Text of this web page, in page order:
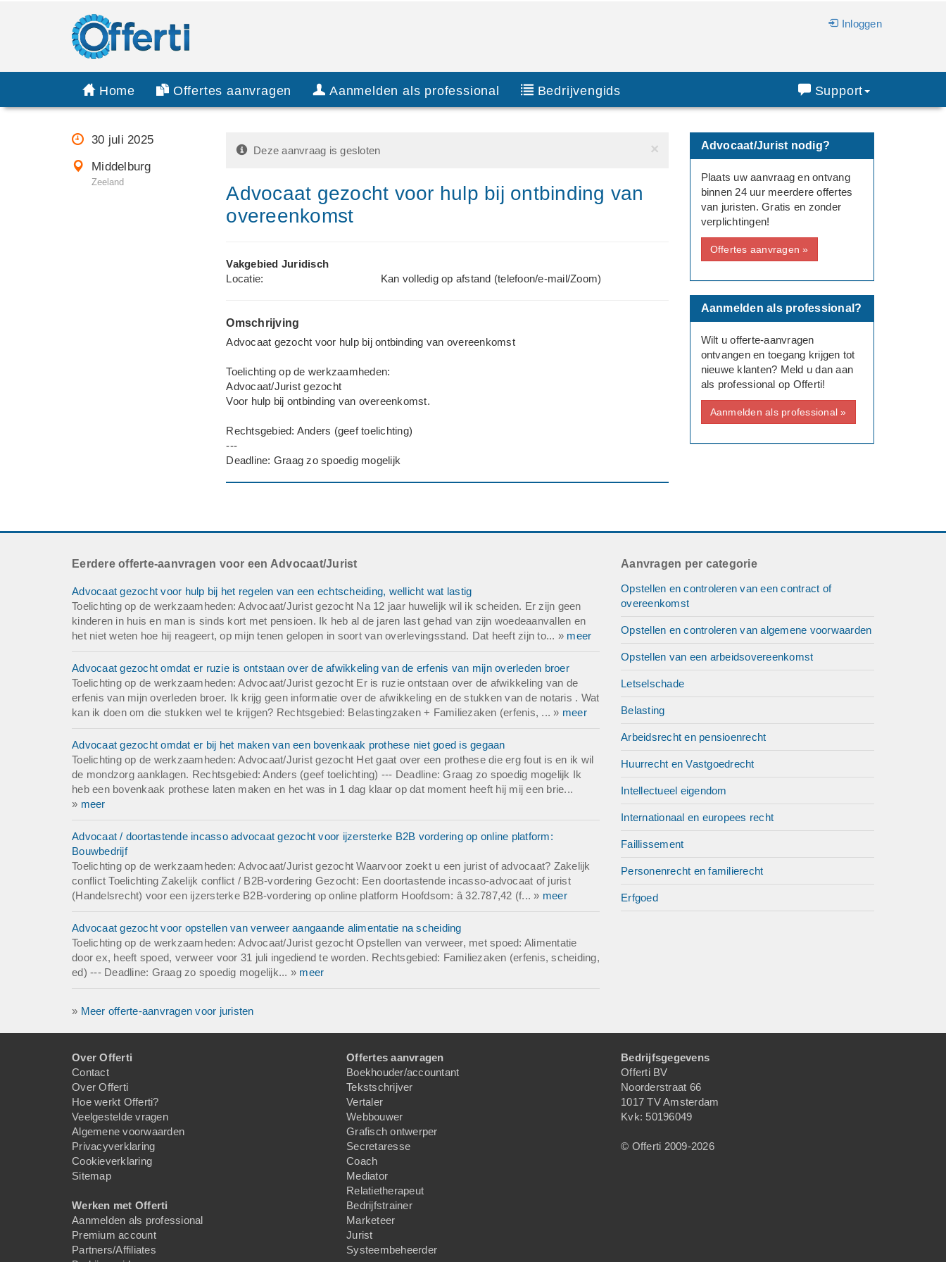
Inloggen
Home Offertes aanvragen Aanmelden als professional Bedrijvengids Support
30 juli 2025
Middelburg
Zeeland
×
Deze aanvraag is gesloten
Advocaat gezocht voor hulp bij ontbinding van
overeenkomst
Vakgebied Juridisch
Locatie:
Kan volledig op afstand (telefoon/e-mail/Zoom)
Omschrijving
Advocaat gezocht voor hulp bij ontbinding van overeenkomst
Toelichting op de werkzaamheden:
Advocaat/Jurist gezocht
Voor hulp bij ontbinding van overeenkomst.
Rechtsgebied: Anders (geef toelichting)
---
Deadline: Graag zo spoedig mogelijk
Advocaat/Jurist nodig?
Plaats uw aanvraag en ontvang
binnen 24 uur meerdere offertes
van juristen. Gratis en zonder
verplichtingen!
Offertes aanvragen »
Aanmelden als professional?
Wilt u offerte-aanvragen
ontvangen en toegang krijgen tot
nieuwe klanten? Meld u dan aan
als professional op Offerti!
Aanmelden als professional »
Eerdere offerte-aanvragen voor een Advocaat/Jurist
Advocaat gezocht voor hulp bij het regelen van een echtscheiding, wellicht wat lastig
Toelichting op de werkzaamheden: Advocaat/Jurist gezocht Na 12 jaar huwelijk wil ik scheiden. Er zijn geen
kinderen in huis en man is sinds kort met pensioen. Ik heb al de jaren last gehad van zijn woedeaanvallen en
het niet weten hoe hij reageert, op mijn tenen gelopen in soort van overlevingsstand. Dat heeft zijn to... » meer
Advocaat gezocht omdat er ruzie is ontstaan over de afwikkeling van de erfenis van mijn overleden broer
Toelichting op de werkzaamheden: Advocaat/Jurist gezocht Er is ruzie ontstaan over de afwikkeling van de
erfenis van mijn overleden broer. Ik krijg geen informatie over de afwikkeling en de stukken van de notaris . Wat
kan ik doen om die stukken wel te krijgen? Rechtsgebied: Belastingzaken + Familiezaken (erfenis, ... » meer
Advocaat gezocht omdat er bij het maken van een bovenkaak prothese niet goed is gegaan
Toelichting op de werkzaamheden: Advocaat/Jurist gezocht Het gaat over een prothese die erg fout is en ik wil
de mondzorg aanklagen. Rechtsgebied: Anders (geef toelichting) --- Deadline: Graag zo spoedig mogelijk Ik
heb een bovenkaak prothese laten maken en het was in 1 dag klaar op dat moment heeft hij mij een brie...
» meer
Advocaat / doortastende incasso advocaat gezocht voor ijzersterke B2B vordering op online platform:
Bouwbedrijf
Toelichting op de werkzaamheden: Advocaat/Jurist gezocht Waarvoor zoekt u een jurist of advocaat? Zakelijk
conflict Toelichting Zakelijk conflict / B2B-vordering Gezocht: Een doortastende incasso-advocaat of jurist
(Handelsrecht) voor een ijzersterke B2B-vordering op online platform Hoofdsom: â 32.787,42 (f... » meer
Advocaat gezocht voor opstellen van verweer aangaande alimentatie na scheiding
Toelichting op de werkzaamheden: Advocaat/Jurist gezocht Opstellen van verweer, met spoed: Alimentatie
door ex, heeft spoed, verweer voor 31 juli ingediend te worden. Rechtsgebied: Familiezaken (erfenis, scheiding,
ed) --- Deadline: Graag zo spoedig mogelijk... » meer
» Meer offerte-aanvragen voor juristen
Aanvragen per categorie
Opstellen en controleren van een contract of
overeenkomst
Opstellen en controleren van algemene voorwaarden
Opstellen van een arbeidsovereenkomst
Letselschade
Belasting
Arbeidsrecht en pensioenrecht
Huurrecht en Vastgoedrecht
Intellectueel eigendom
Internationaal en europees recht
Faillissement
Personenrecht en familierecht
Erfgoed
Over Offerti
Contact
Over Offerti
Hoe werkt Offerti?
Veelgestelde vragen
Algemene voorwaarden
Privacyverklaring
Cookieverklaring
Sitemap
Werken met Offerti
Aanmelden als professional
Premium account
Partners/Affiliates
Offertes aanvragen
Boekhouder/accountant
Tekstschrijver
Vertaler
Webbouwer
Grafisch ontwerper
Secretaresse
Coach
Mediator
Relatietherapeut
Bedrijfstrainer
Marketeer
Jurist
Systeembeheerder
Bedrijfsgegevens
Offerti BV
Noorderstraat 66
1017 TV Amsterdam
Kvk: 50196049
© Offerti 2009-2026